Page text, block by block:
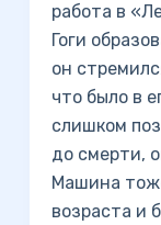
работа в
Гоги
он
что было в
слишком
до смерти,
Машина
возраста и